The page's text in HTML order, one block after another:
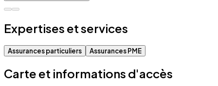
Expertises et services
Assurances particuliers Assurances PME
Carte et informations d'accès